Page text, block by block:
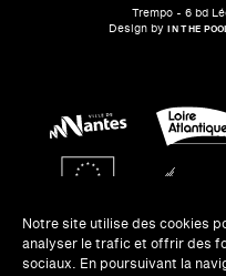
Notre site utilise des cookies
analyser le trafic et offrir des
sociaux. En poursuivant la
Trempo - 6 bd
Design byIN THE